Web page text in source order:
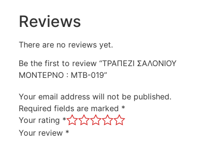
Reviews
There are no reviews yet.
Be the first to review “ΤΡΑΠΕΖΙ ΣΑΛΟΝΙΟΥ
ΜΟΝΤΕΡΝΟ : MTB-019”
Your email address will not be published.
Required fields are marked *
Your rating *
Your review *